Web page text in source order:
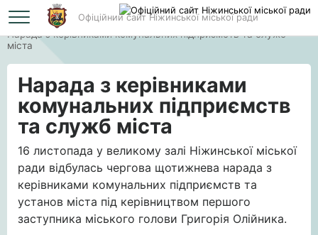
Офіційний сайт Ніжинської міської ради
Головна
Нарада з керівниками комунальних підприємств та служб
міста
Нарада з керівниками
комунальних підприємств
та служб міста
16 листопада у великому залі Ніжинської міської
ради відбулась чергова щотижнева нарада з
керівниками комунальних підприємств та
установ міста під керівництвом першого
заступника міського голови Григорія Олійника.